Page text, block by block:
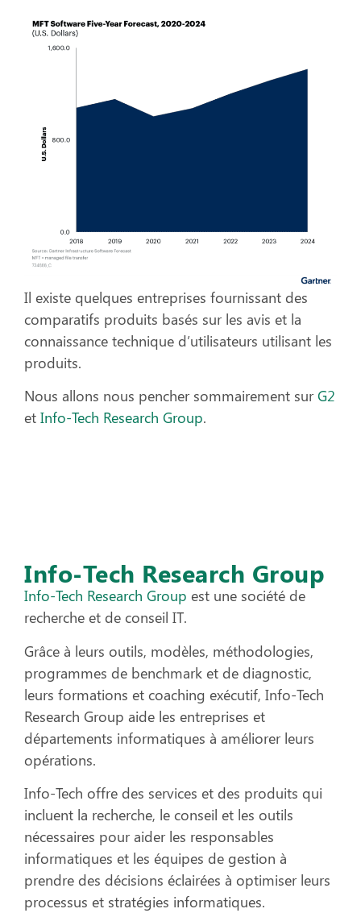
Il existe quelques entreprises fournissant des
comparatifs produits basés sur les avis et la
connaissance technique d’utilisateurs utilisant les
produits.
Nous allons nous pencher sommairement surG2
et Info-Tech Research Group.
Info-Tech Research Group
Info-Tech Research Group est une société de
recherche et de conseil IT.
Grâce à leurs outils, modèles, méthodologies,
programmes de benchmark et de diagnostic,
leurs formations et coaching exécutif, Info-Tech
Research Group aide les entreprises et
départements informatiques à améliorer leurs
opérations.
Info-Tech offre des services et des produits qui
incluent la recherche, le conseil et les outils
nécessaires pour aider les responsables
informatiques et les équipes de gestion à
prendre des décisions éclairées à optimiser leurs
processus et stratégies informatiques.